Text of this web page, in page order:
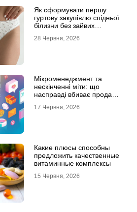
Як сформувати першу
гуртову закупівлю спідньої
білизни без зайвих
28 Червня, 2026
Мікроменеджмент та
нескінченні міти: що
насправді вбиває продажі
17 Червня, 2026
Какие плюсы способны
предложить качественные
витаминные комплексы
15 Червня, 2026